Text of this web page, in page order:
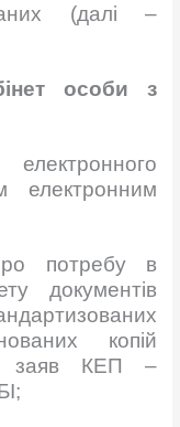
(далі –
особи з
електронним
потребу в
документів
копій
заяв КЕП –